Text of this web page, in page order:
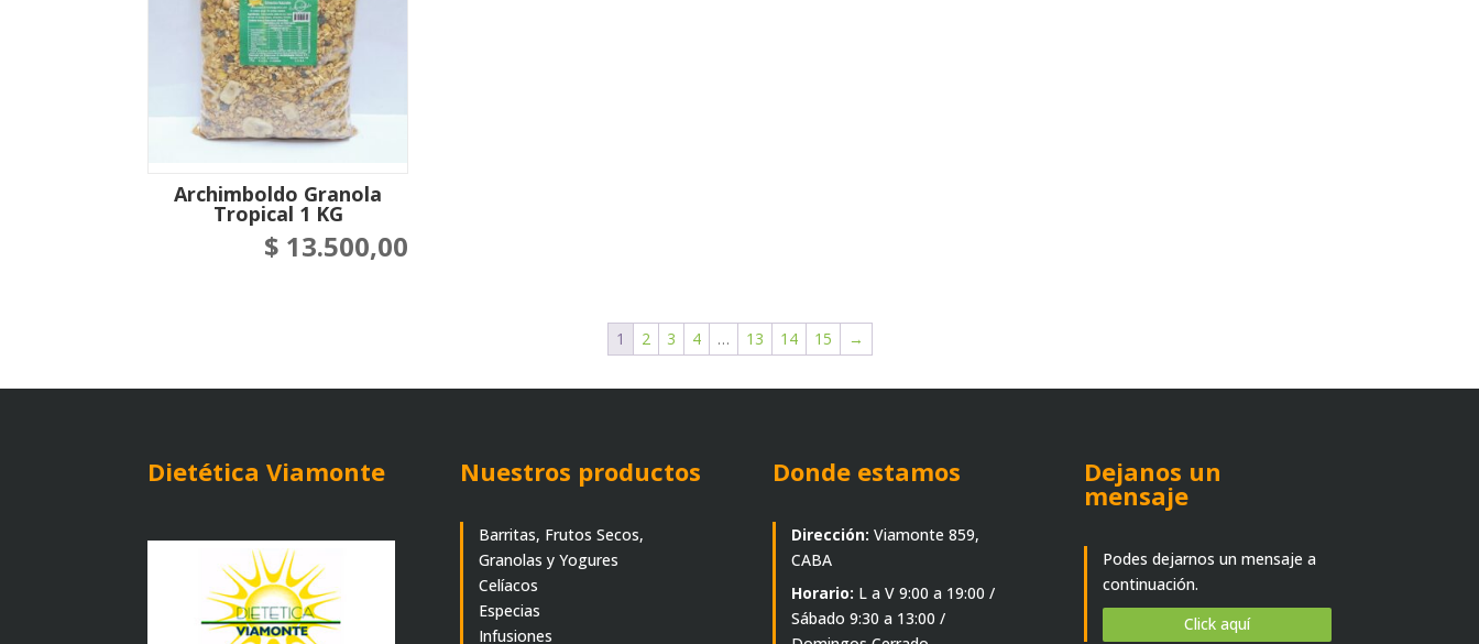
Archimboldo Granola
Tropical 1 KG
$ 13.500,00
1 2 3 4 … 13 14 15 →
Dietética Viamonte Nuestros productos
Barritas, Frutos Secos,
Granolas y Yogures
Celíacos
Especias
Infusiones
Donde estamos
Dirección: Viamonte 859,
CABA
Horario: L a V 9:00 a 19:00 /
Sábado 9:30 a 13:00 /
Dejanos un
mensaje
Podes dejarnos un mensaje a
continuación.
Click aquí